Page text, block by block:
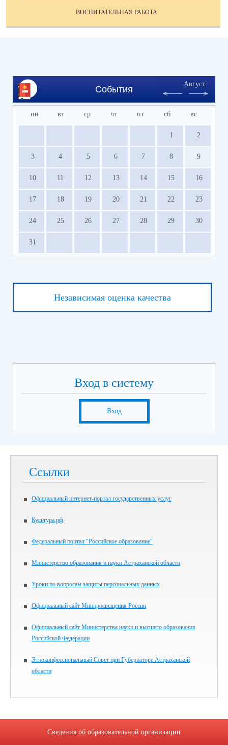
ВОСПИТАТЕЛЬНАЯ РАБОТА
События
Август
пн вт ср чт пт сб вс
1 2
3 4 5 6 7 8 9
10 11 12 13 14 15 16
17 18 19 20 21 22 23
24 25 26 27 28 29 30
31
Независимая оценка качества
Вход в систему
Вход
Ссылки
Официальный интернет-портал государственных услуг
Культура.рф
Федеральный портал "Российское образование"
Министерство образования и науки Астраханской области
Уроки по вопросам защиты персональных данных
Официальный сайт Минпросвещения России
Официальный сайт Министерства науки и высшего образования
Российской Федерации
Этноконфессиональный Совет при Губернаторе Астраханской
области
Сведения об образовательной организации